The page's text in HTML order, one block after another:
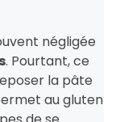
négligée
. Pourtant, ce
la pâte
au gluten